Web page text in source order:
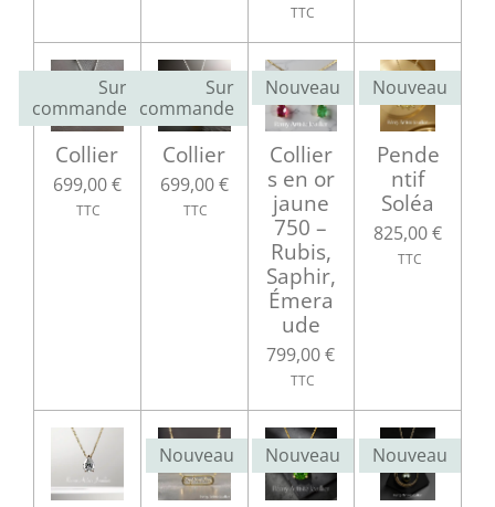
Sur
commande
Collier
699,00 €
Sur
commande
Collier
699,00 €
Nouveau
Collier
s en or
jaune
750 –
Rubis,
Saphir,
Émera
ude
799,00 €
Nouveau
Pende
ntif
Soléa
825,00 €
Nouveau Nouveau Nouveau